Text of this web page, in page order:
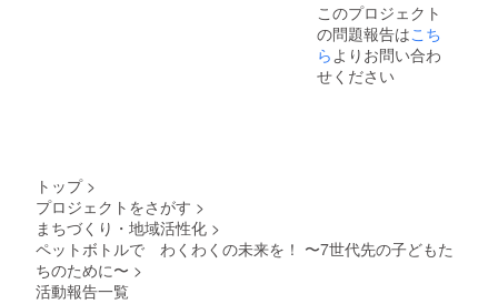
供たち
のため
にご協
力いた
だきあ
メール
にてお
このプロジェクト
の問題報告はこち
らよりお問い合わ
せください
トップ >
プロジェクトをさがす >
まちづくり・地域活性化 >
ペットボトルで わくわくの未来を！ 〜7世代先の子どもた
ちのために〜 >
活動報告一覧